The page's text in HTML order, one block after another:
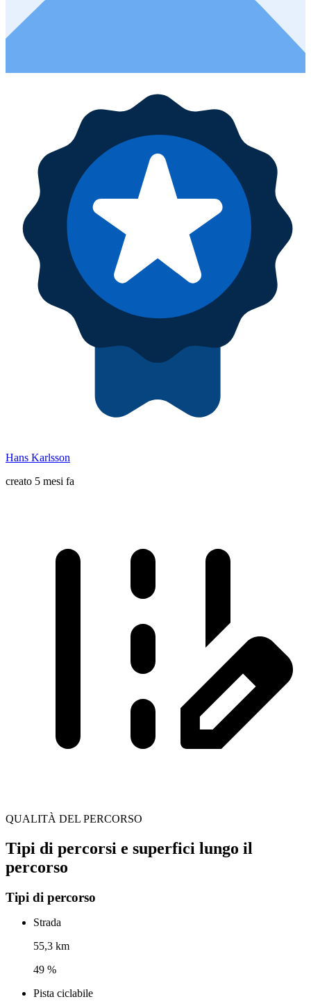
Hans Karlsson
creato 5 mesi fa
QUALITÀ DEL PERCORSO
Tipi di percorsi e superfici lungo il
percorso
Tipi di percorso
Strada
55,3 km
49 %
Pista ciclabile